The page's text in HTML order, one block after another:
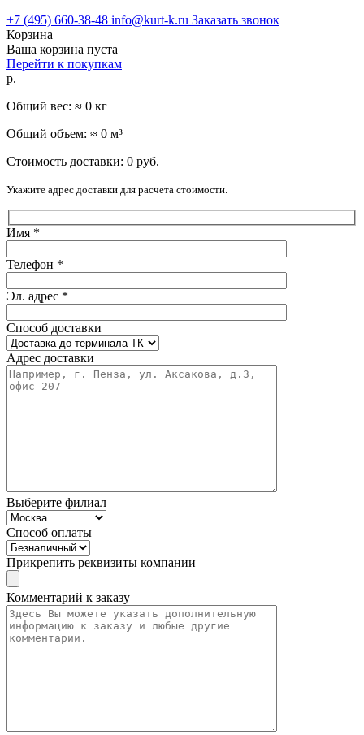
+7 (495) 660-38-48 info@kurt-k.ru Заказать звонок
Корзина
Ваша корзина пуста
Перейти к покупкам
р.
Общий вес: ≈ 0 кг
Общий объем: ≈ 0 м³
Стоимость доставки: 0 руб.
Укажите адрес доставки для расчета стоимости.
Имя *
Телефон *
Эл. адрес *
Способ доставки
Адрес доставки
Выберите филиал
Способ оплаты
Прикрепить реквизиты компании
Комментарий к заказу